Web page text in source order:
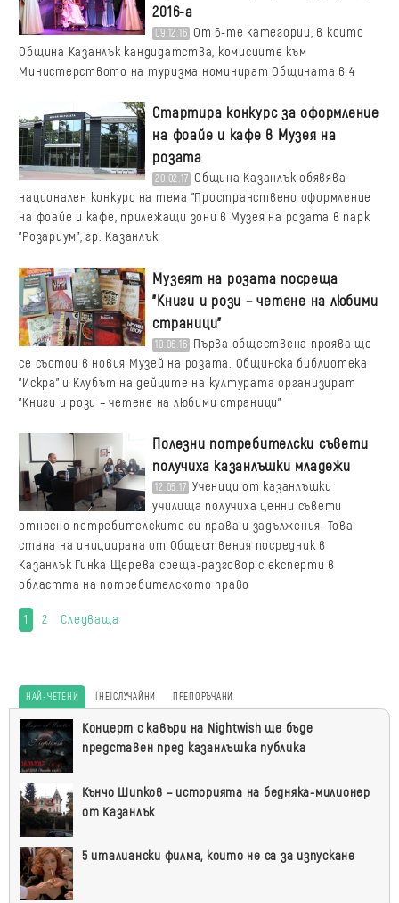
2016-а
09.12.16 От 6-те категории, в които
Община Казанлък кандидатства, комисиите към
Министерството на туризма номинират Общината в 4
Стартира конкурс за оформление
на фоайе и кафе в Музея на
розата
20.02.17 Община Казанлък обявява
национален конкурс на тема "Пространствено оформление
на фоайе и кафе, прилежащи зони в Музея на розата в парк
"Розариум", гр. Казанлък
Музеят на розата посреща
"Книги и рози – четене на любими
страници"
10.06.16 Първа обществена проява ще
се състои в новия Музей на розата. Общинска библиотека
"Искра" и Клубът на дейците на културата организират
"Книги и рози – четене на любими страници"
Полезни потребителски съвети
получиха казанлъшки младежи
12.05.17 Ученици от казанлъшки
училища получиха ценни съвети
относно потребителските си права и задължения. Това
стана на инициирана от Обществения посредник в
Казанлък Гинка Щерева среща-разговор с експерти в
областта на потребителското право
1 2 Следваща
НАЙ-ЧЕТЕНИ (НЕ)СЛУЧАЙНИ ПРЕПОРЪЧАНИ
Най-
четени
Концерт с кавъри на Nightwish ще бъде
представен пред казанлъшка публика
Кънчо Шипков – историята на бедняка-милионер
от Казанлък
5 италиански филма, които не са за изпускане